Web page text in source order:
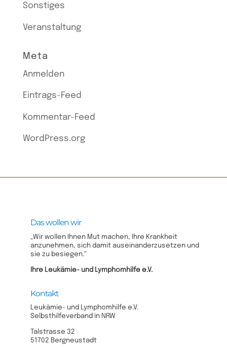
Sonstiges
Veranstaltung
Meta
Anmelden
Eintrags-Feed
Kommentar-Feed
WordPress.org
Das wollen wir
„Wir wollen Ihnen Mut machen, Ihre Krankheit
anzunehmen, sich damit auseinanderzusetzen und
sie zu besiegen.“
Ihre Leukämie- und Lymphomhilfe e.V.​
Kontakt
Leukämie- und Lymphomhilfe e.V.
Selbsthilfeverband in NRW
Talstrasse 32
51702 Bergneustadt